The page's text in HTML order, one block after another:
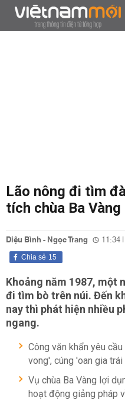
Lão nông đi tìm
tích chùa Ba Vàng
Diệu Bình - Ngọc Trang 11:34
15
Chia sẻ
Khoảng năm 1987, một
đi tìm bò trên núi. Đến
nay thì phát hiện nhiều
ngang.
Công văn khẩn yêu
vong', cúng 'oan gia trái
Vụ chùa Ba Vàng lợi
hoạt động giảng pháp